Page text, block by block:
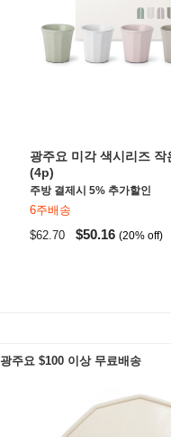
광주요 미각 색시리즈 작
(4p)
주방 결제시 5% 추가할인
6주배송
$62.70$50.16(20% off)
광주요 $100 이상 무료배송